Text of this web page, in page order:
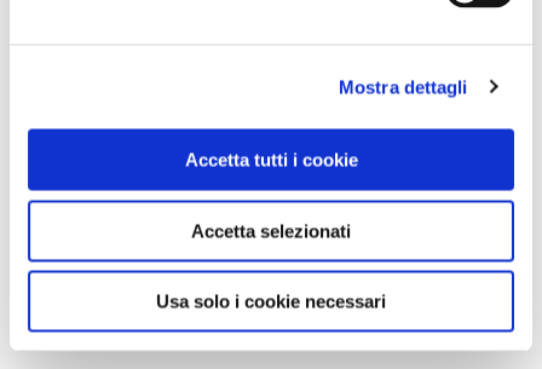
Mostra dettagli
Accetta tutti i cookie
Accetta selezionati
Usa solo i cookie necessari